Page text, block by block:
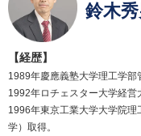
鈴木
【経歴】
1989年慶應義塾大学理工学部
1992年ロチェスター大学経営
1996年東京工業大学大学院
学）取得。